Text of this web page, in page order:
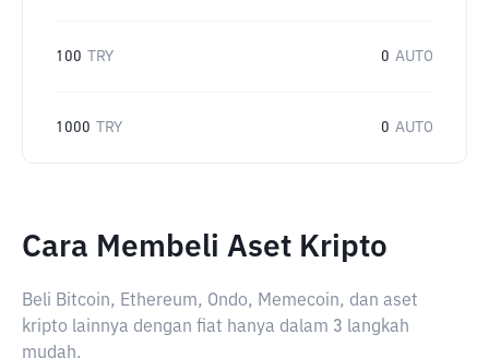
100 TRY 0 AUTO
1000 TRY 0 AUTO
Cara Membeli Aset Kripto
Beli Bitcoin, Ethereum, Ondo, Memecoin, dan aset
kripto lainnya dengan fiat hanya dalam 3 langkah
mudah.